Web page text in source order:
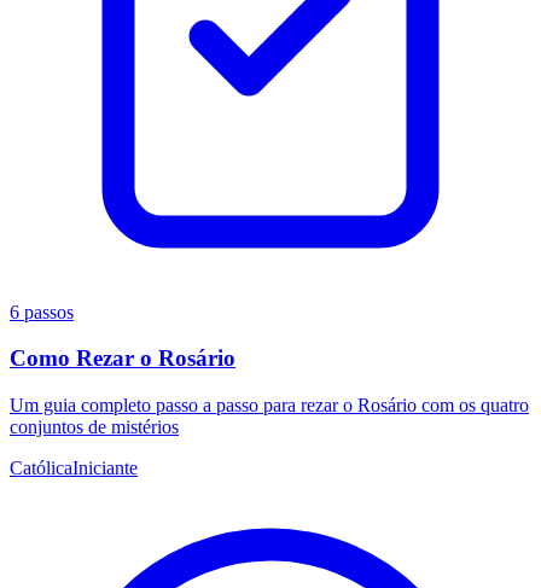
6 passos
Como Rezar o Rosário
Um guia completo passo a passo para rezar o Rosário com os quatro
conjuntos de mistérios
CatólicaIniciante